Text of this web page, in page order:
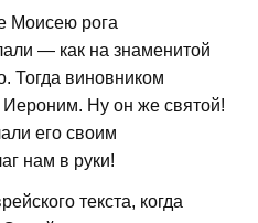
Моисею рога
— как на знаменитой
Тогда виновником
Иероним. Ну он же святой!
его своим
нам в руки!
текста, когда